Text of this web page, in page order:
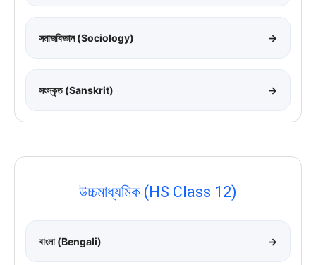
সমাজবিজ্ঞান (Sociology) →
সংস্কৃত (Sanskrit) →
উচ্চমাধ্যমিক (HS Class 12)
বাংলা (Bengali) →